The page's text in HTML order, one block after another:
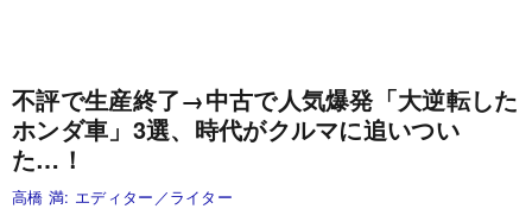
不評で生産終了→中古で人気爆発「大逆転した
ホンダ車」3選、時代がクルマに追いつい
た…！
高橋 満: エディター／ライター